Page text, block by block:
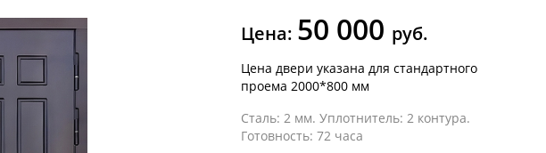
двери
двери
двери
С металлофиленкой
Цена: 50 000 руб.
Цена двери указана для стандартного
проема 2000*800 мм
Сталь: 2 мм. Уплотнитель: 2 контура.
Готовность: 72 часа